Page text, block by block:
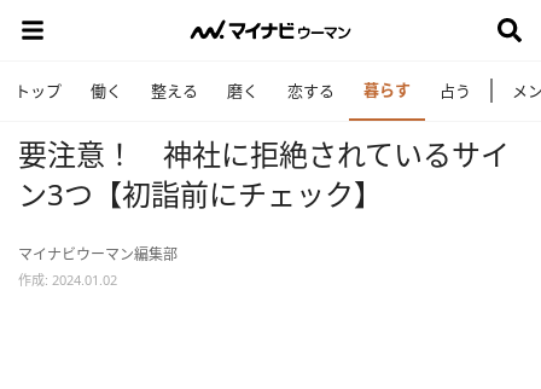
トップ 働く 整える 磨く 恋する 暮らす 占う メ
要注意！ 神社に拒絶されているサイ
ン3つ【初詣前にチェック】
マイナビウーマン編集部
作成: 2024.01.02